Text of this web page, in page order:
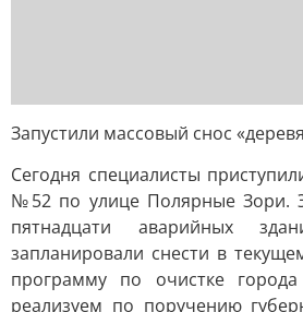
Запустили массовый снос
Сегодня специалисты
№52 по улице Полярные Зори.
пятнадцати аварийных
запланировали снести в
программу по очистке
реализуем по поручению